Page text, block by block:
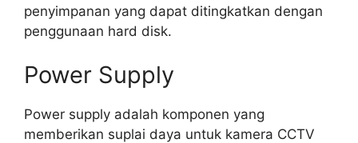
penyimpanan yang dapat ditingkatkan dengan
penggunaan hard disk.
Power Supply
Power supply adalah komponen yang
memberikan suplai daya untuk kamera CCTV